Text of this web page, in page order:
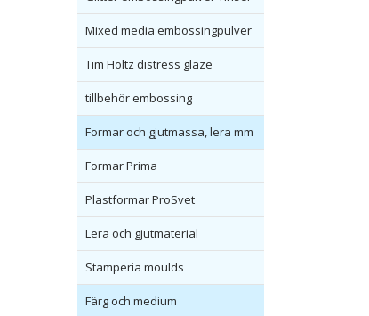
Mixed media embossingpulver
Tim Holtz distress glaze
tillbehör embossing
Formar och gjutmassa, lera mm
Formar Prima
Plastformar ProSvet
Lera och gjutmaterial
Stamperia moulds
Färg och medium